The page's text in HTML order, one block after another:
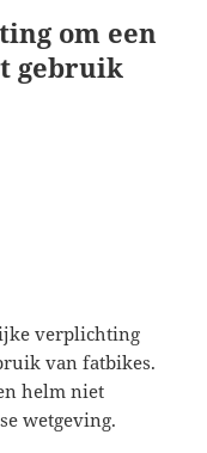
om een
gebruik
verplichting
van fatbikes.
helm niet
wetgeving.